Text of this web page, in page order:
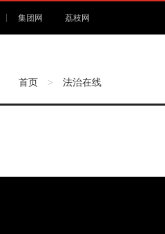
集团网 荔枝网
首页 > 法治在线